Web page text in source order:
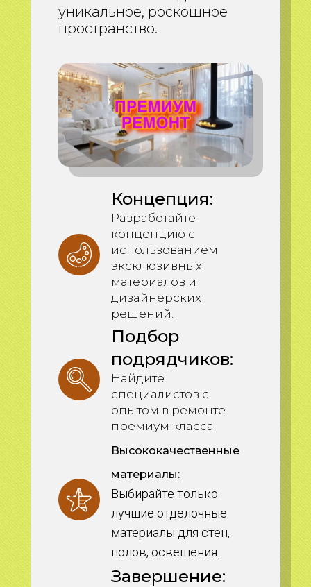
уникальное, роскошное
пространство.
Концепция:
Разработайте
концепцию с
использованием
эксклюзивных
материалов и
дизайнерских
решений.
Подбор
подрядчиков:
Найдите
специалистов с
опытом в ремонте
премиум класса.
Высококачественные
материалы:
Выбирайте только
лучшие отделочные
материалы для стен,
полов, освещения.
Завершение: